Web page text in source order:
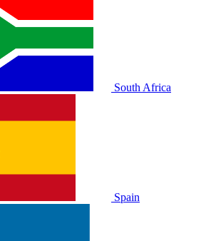
South Africa
Spain